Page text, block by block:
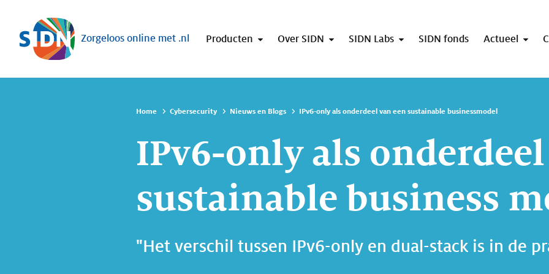
Sla navigatie over
Zorgeloos online met .nl Producten Over SIDN SIDN Labs SIDN fonds Actueel
Home Cybersecurity Nieuws en Blogs IPv6-only als onderdeel van een sustainable businessmodel
IPv6-only als
sustainable business
"Het verschil tussen IPv6-only en dual-stack is in de